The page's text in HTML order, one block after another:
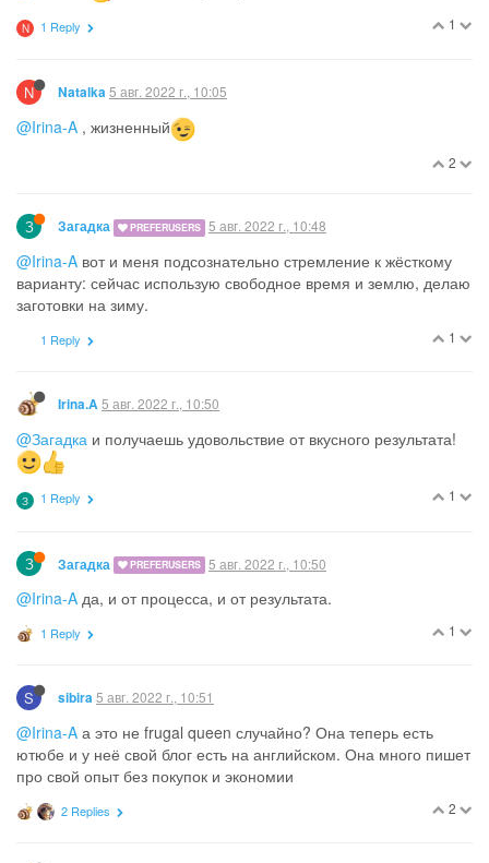
1
N 1 Reply
N Natalka 5 авг. 2022 г., 10:05
@Irina-A , жизненный
2
З Загадка PREFERUSERS 5 авг. 2022 г., 10:48
@Irina-A вот и меня подсознательно стремление к жёсткому
варианту: сейчас использую свободное время и землю, делаю
заготовки на зиму.
1
1 Reply
Irina.A 5 авг. 2022 г., 10:50
@Загадка и получаешь удовольствие от вкусного результата!
1
З 1 Reply
З Загадка PREFERUSERS 5 авг. 2022 г., 10:50
@Irina-A да, и от процесса, и от результата.
1
1 Reply
S sibira 5 авг. 2022 г., 10:51
@Irina-A а это не frugal queen случайно? Она теперь есть
ютюбе и у неё свой блог есть на английском. Она много пишет
про свой опыт без покупок и экономии
2
2 Replies